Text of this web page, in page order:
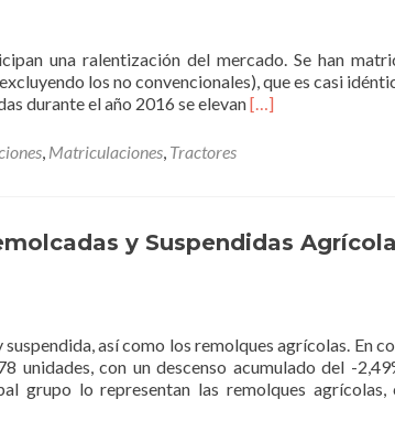
una ralentización del mercado. Se han
los no convencionales), que es casi
durante el año 2016 se elevanRead
2016
[…]
, Matriculaciones, Tractores
y Suspendidas
así como los remolques agrícolas. En
unidades, con un descenso acumulado del -
grupo lo representan las remolques agrícolas,